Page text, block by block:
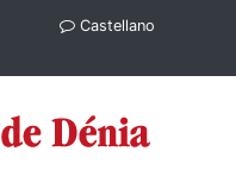
Castellano